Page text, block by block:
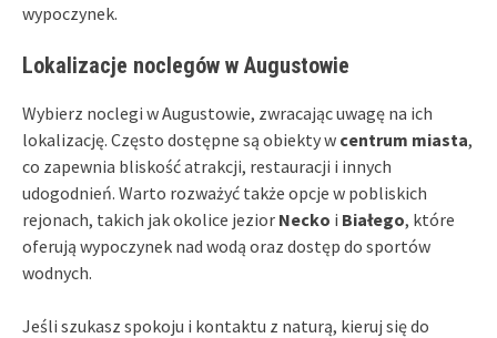
wypoczynek.
Lokalizacje noclegów w Augustowie
Wybierz noclegi w Augustowie, zwracając uwagę na ich
lokalizację. Często dostępne są obiekty w centrum miasta,
co zapewnia bliskość atrakcji, restauracji i innych
udogodnień. Warto rozważyć także opcje w pobliskich
rejonach, takich jak okolice jezior Necko i Białego, które
oferują wypoczynek nad wodą oraz dostęp do sportów
wodnych.
Jeśli szukasz spokoju i kontaktu z naturą, kieruj się do